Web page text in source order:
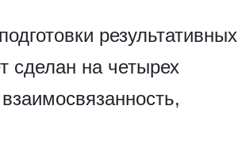
результативных
сделан на четырех